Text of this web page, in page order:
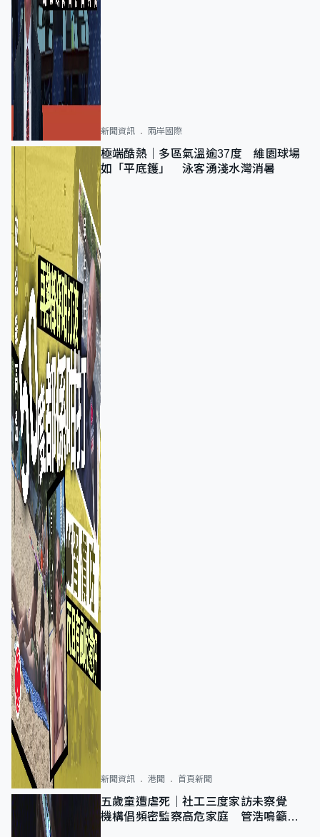
新聞資訊 兩岸國際
極端酷熱｜多區氣溫逾37度 維園球場
如「平底鑊」 泳客湧淺水灣消暑
新聞資訊 港聞 首頁新聞
五歲童遭虐死｜社工三度家訪未察覺
機構倡頻密監察高危家庭 管浩鳴籲加